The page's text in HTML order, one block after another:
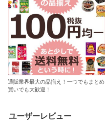
通販業界最大の品揃え！一つでもまとめ
買いでも大歓迎！
ユーザーレビュー